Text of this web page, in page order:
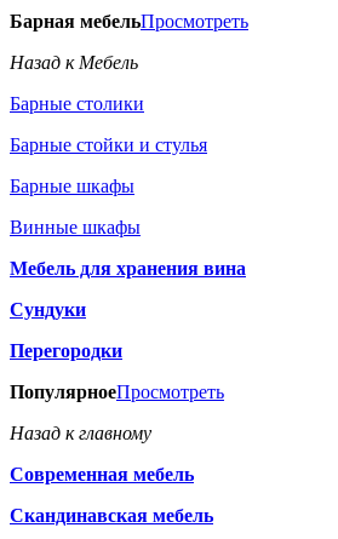
Барная мебельПросмотреть
Назад к Мебель
Барные столики
Барные стойки и стулья
Барные шкафы
Винные шкафы
Мебель для хранения вина
Сундуки
Перегородки
ПопулярноеПросмотреть
Назад к главному
Современная мебель
Скандинавская мебель